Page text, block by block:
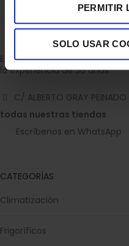
PERMITIR
SOLO USAR
Empresa dedicada a la venta
la experiencia de 36 años.
C/ ALBERTO GRAY
todas nuestras tiendas
Escríbenos en WhatsApp
CATEGORÍAS
Climatización
Frigoríficos